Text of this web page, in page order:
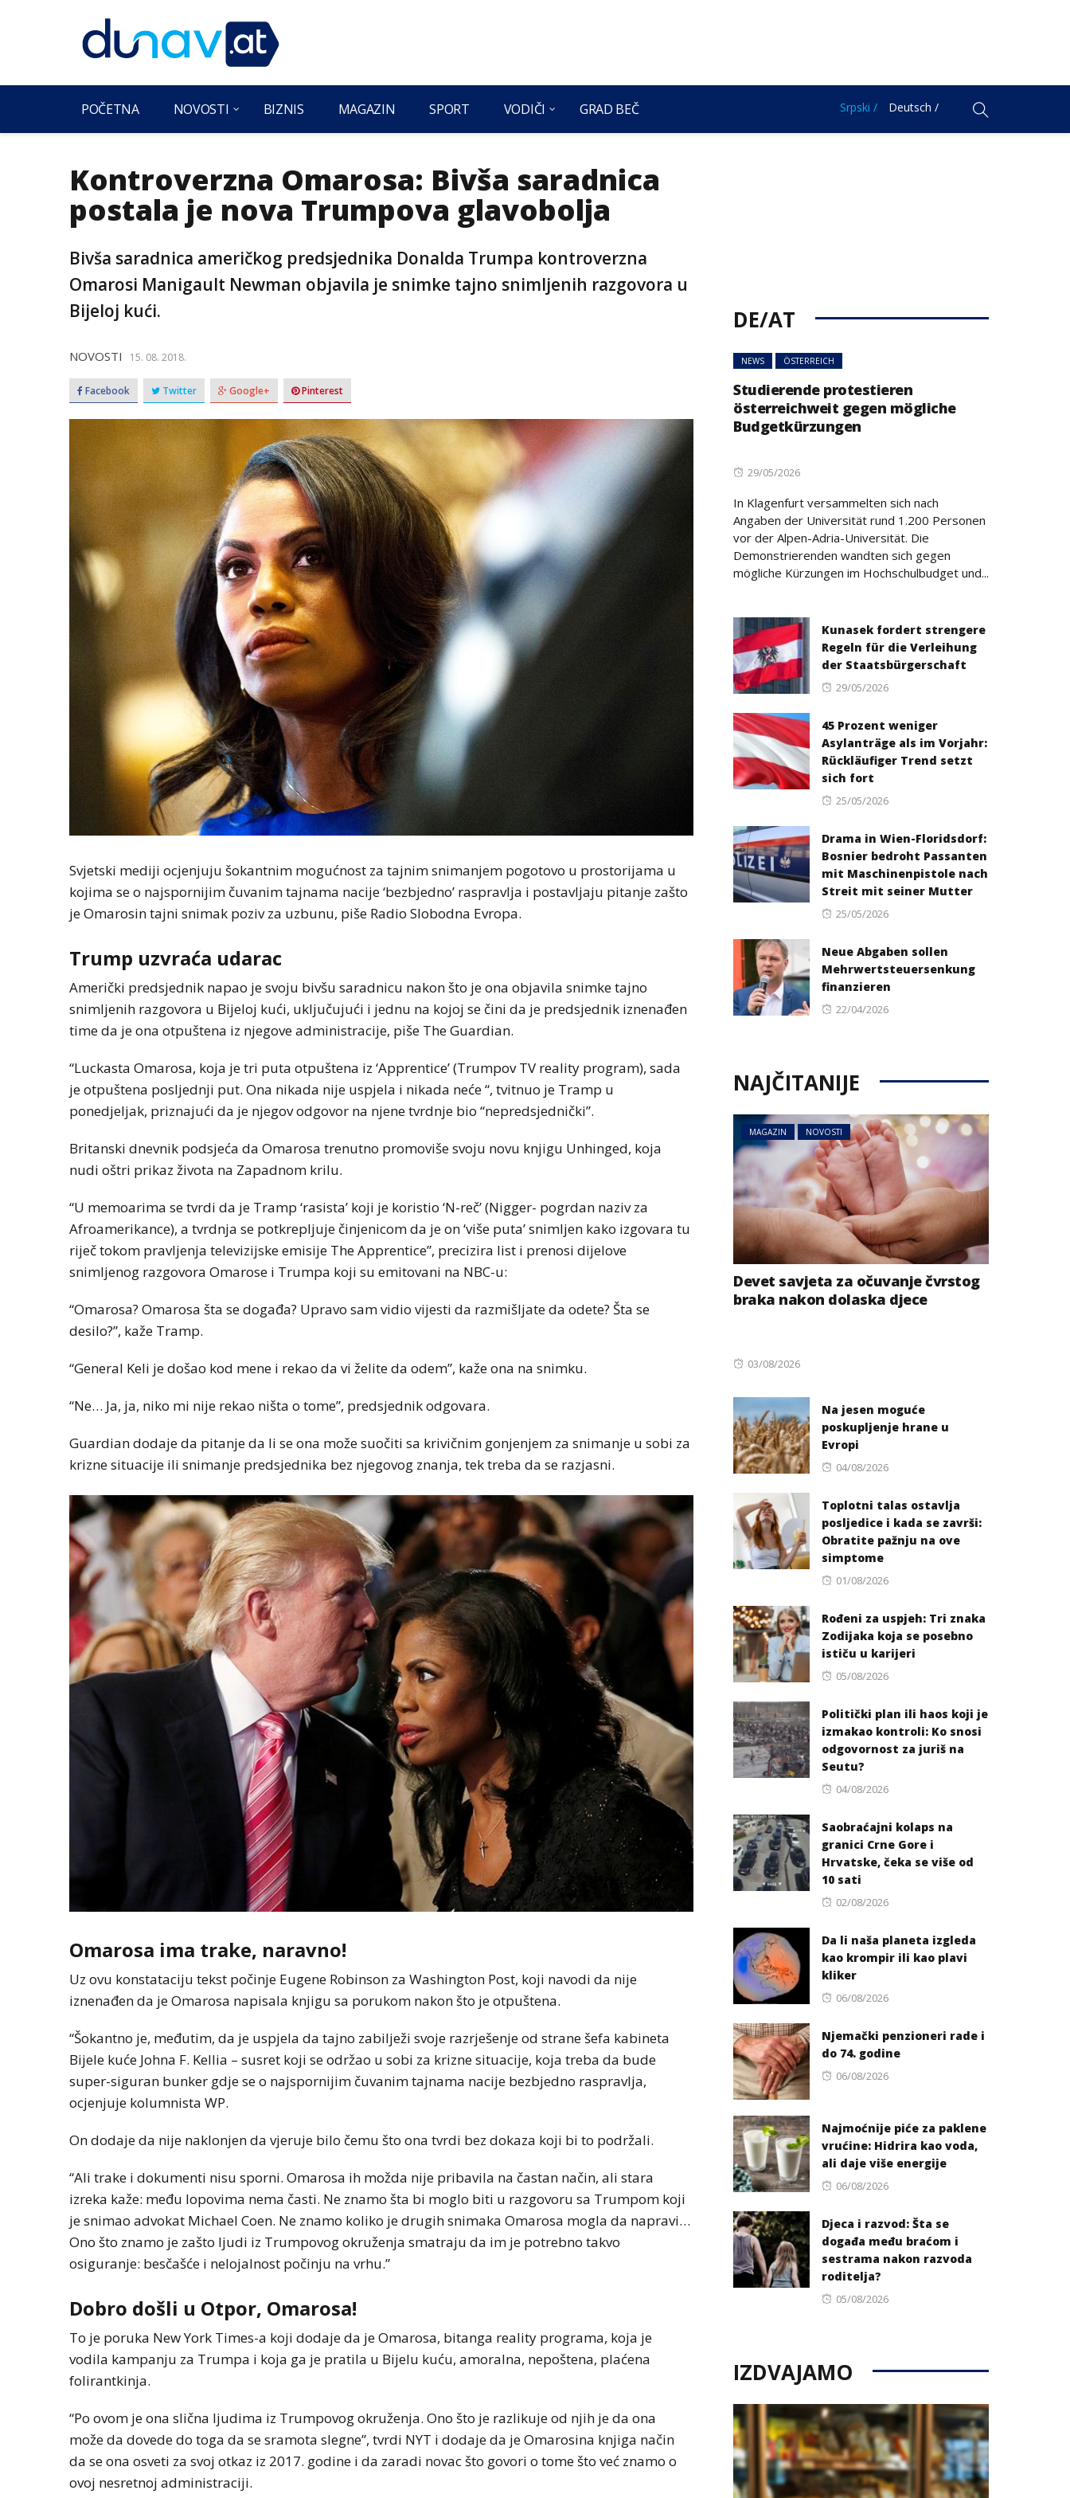
POČETNA NOVOSTI BIZNIS MAGAZIN SPORT VODIČI GRAD BEČ Srpski / Deutsch /
Kontroverzna Omarosa: Bivša saradnica
postala je nova Trumpova glavobolja
Bivša saradnica američkog predsjednika Donalda Trumpa kontroverzna
Omarosi Manigault Newman objavila je snimke tajno snimljenih razgovora u
Bijeloj kući.
NOVOSTI 15. 08. 2018.
Facebook Twitter Google+ Pinterest
Svjetski mediji ocjenjuju šokantnim mogućnost za tajnim snimanjem pogotovo u prostorijama u
kojima se o najspornijim čuvanim tajnama nacije ‘bezbjedno’ raspravlja i postavljaju pitanje zašto
je Omarosin tajni snimak poziv za uzbunu, piše Radio Slobodna Evropa.
Trump uzvraća udarac
Američki predsjednik napao je svoju bivšu saradnicu nakon što je ona objavila snimke tajno
snimljenih razgovora u Bijeloj kući, uključujući i jednu na kojoj se čini da je predsjednik iznenađen
time da je ona otpuštena iz njegove administracije, piše The Guardian.
“Luckasta Omarosa, koja je tri puta otpuštena iz ‘Apprentice’ (Trumpov TV reality program), sada
je otpuštena posljednji put. Ona nikada nije uspjela i nikada neće “, tvitnuo je Tramp u
ponedjeljak, priznajući da je njegov odgovor na njene tvrdnje bio “nepredsjednički”.
Britanski dnevnik podsjeća da Omarosa trenutno promoviše svoju novu knjigu Unhinged, koja
nudi oštri prikaz života na Zapadnom krilu.
“U memoarima se tvrdi da je Tramp ‘rasista’ koji je koristio ‘N-reč’ (Nigger- pogrdan naziv za
Afroamerikance), a tvrdnja se potkrepljuje činjenicom da je on ‘više puta’ snimljen kako izgovara tu
riječ tokom pravljenja televizijske emisije The Apprentice”, precizira list i prenosi dijelove
snimljenog razgovora Omarose i Trumpa koji su emitovani na NBC-u:
“Omarosa? Omarosa šta se događa? Upravo sam vidio vijesti da razmišljate da odete? Šta se
desilo?”, kaže Tramp.
“General Keli je došao kod mene i rekao da vi želite da odem”, kaže ona na snimku.
“Ne… Ja, ja, niko mi nije rekao ništa o tome”, predsjednik odgovara.
Guardian dodaje da pitanje da li se ona može suočiti sa krivičnim gonjenjem za snimanje u sobi za
krizne situacije ili snimanje predsjednika bez njegovog znanja, tek treba da se razjasni.
Omarosa ima trake, naravno!
Uz ovu konstataciju tekst počinje Eugene Robinson za Washington Post, koji navodi da nije
iznenađen da je Omarosa napisala knjigu sa porukom nakon što je otpuštena.
“Šokantno je, međutim, da je uspjela da tajno zabilježi svoje razrješenje od strane šefa kabineta
Bijele kuće Johna F. Kellia – susret koji se održao u sobi za krizne situacije, koja treba da bude
super-siguran bunker gdje se o najspornijim čuvanim tajnama nacije bezbjedno raspravlja,
ocjenjuje kolumnista WP.
On dodaje da nije naklonjen da vjeruje bilo čemu što ona tvrdi bez dokaza koji bi to podržali.
“Ali trake i dokumenti nisu sporni. Omarosa ih možda nije pribavila na častan način, ali stara
izreka kaže: među lopovima nema časti. Ne znamo šta bi moglo biti u razgovoru sa Trumpom koji
je snimao advokat Michael Coen. Ne znamo koliko je drugih snimaka Omarosa mogla da napravi…
Ono što znamo je zašto ljudi iz Trumpovog okruženja smatraju da im je potrebno takvo
osiguranje: besčašće i nelojalnost počinju na vrhu.”
Dobro došli u Otpor, Omarosa!
To je poruka New York Times-a koji dodaje da je Omarosa, bitanga reality programa, koja je
vodila kampanju za Trumpa i koja ga je pratila u Bijelu kuću, amoralna, nepoštena, plaćena
folirantkinja.
“Po ovom je ona slična ljudima iz Trumpovog okruženja. Ono što je razlikuje od njih je da ona
može da dovede do toga da se sramota slegne”, tvrdi NYT i dodaje da je Omarosina knjiga način
da se ona osveti za svoj otkaz iz 2017. godine i da zaradi novac što govori o tome što već znamo o
ovoj nesretnoj administraciji.
DE/AT
NEWS ÖSTERREICH
Studierende protestieren
österreichweit gegen mögliche
Budgetkürzungen
Posted
29/05/2026
In Klagenfurt versammelten sich nach
Angaben der Universität rund 1.200 Personen
vor der Alpen-Adria-Universität. Die
Demonstrierenden wandten sich gegen
mögliche Kürzungen im Hochschulbudget und...
Kunasek fordert strengere
Regeln für die Verleihung
der Staatsbürgerschaft
Posted
29/05/2026
45 Prozent weniger
Asylanträge als im Vorjahr:
Rückläufiger Trend setzt
sich fort
Posted
25/05/2026
Drama in Wien-Floridsdorf:
Bosnier bedroht Passanten
mit Maschinenpistole nach
Streit mit seiner Mutter
Posted
25/05/2026
Neue Abgaben sollen
Mehrwertsteuersenkung
finanzieren
Posted
22/04/2026
NAJČITANIJE
MAGAZIN NOVOSTI
Devet savjeta za očuvanje čvrstog
braka nakon dolaska djece
Posted
03/08/2026
Na jesen moguće
poskupljenje hrane u
Evropi
Posted
04/08/2026
Toplotni talas ostavlja
posljedice i kada se završi:
Obratite pažnju na ove
simptome
Posted
01/08/2026
Rođeni za uspjeh: Tri znaka
Zodijaka koja se posebno
ističu u karijeri
Posted
05/08/2026
Politički plan ili haos koji je
izmakao kontroli: Ko snosi
odgovornost za juriš na
Seutu?
Posted
04/08/2026
Saobraćajni kolaps na
granici Crne Gore i
Hrvatske, čeka se više od
10 sati
Posted
02/08/2026
Da li naša planeta izgleda
kao krompir ili kao plavi
kliker
Posted
06/08/2026
Njemački penzioneri rade i
do 74. godine
Posted
06/08/2026
Najmoćnije piće za paklene
vrućine: Hidrira kao voda,
ali daje više energije
Posted
06/08/2026
Djeca i razvod: Šta se
događa među braćom i
sestrama nakon razvoda
roditelja?
Posted
05/08/2026
IZDVAJAMO